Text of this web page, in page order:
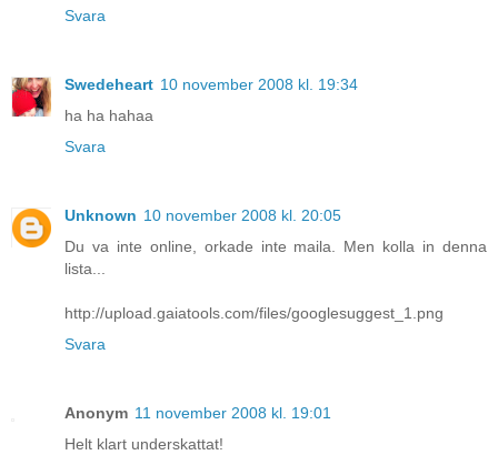
Svara
Swedeheart 10 november 2008 kl. 19:34
ha ha hahaa
Svara
Unknown 10 november 2008 kl. 20:05
Du va inte online, orkade inte maila. Men kolla in denna
lista...
http://upload.gaiatools.com/files/googlesuggest_1.png
Svara
Anonym 11 november 2008 kl. 19:01
Helt klart underskattat!